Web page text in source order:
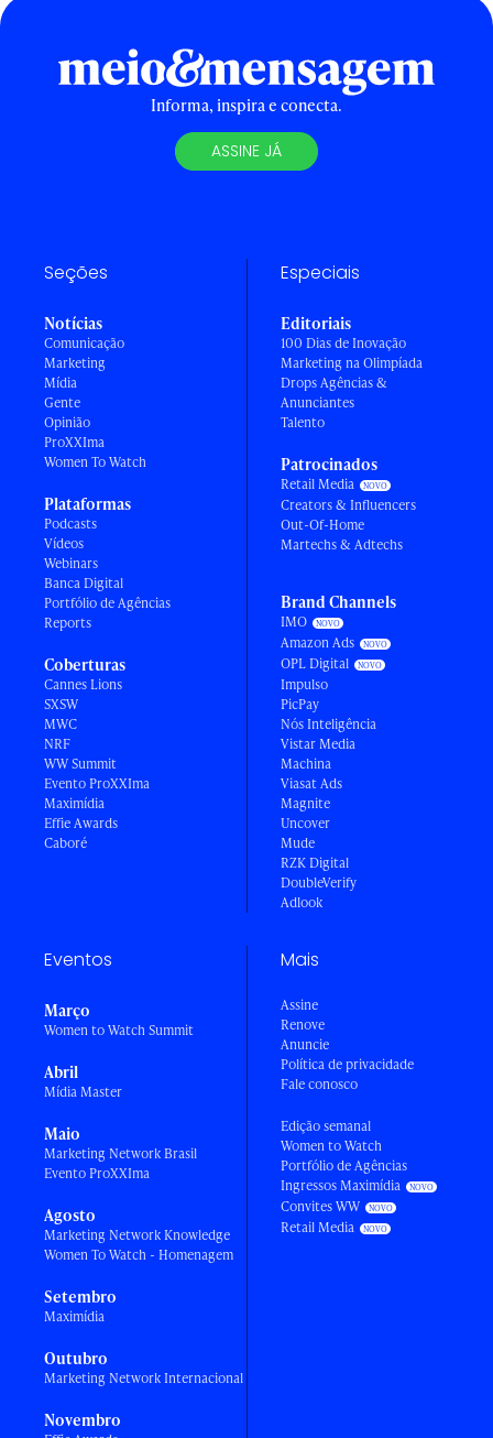
Informa, inspira e conecta.
ASSINE JÁ
Seções
Notícias
Comunicação
Marketing
Mídia
Gente
Opinião
ProXXIma
Women To Watch
Plataformas
Podcasts
Vídeos
Webinars
Banca Digital
Portfólio de Agências
Reports
Coberturas
Cannes Lions
SXSW
MWC
NRF
WW Summit
Evento ProXXIma
Maximídia
Effie Awards
Caboré
Especiais
Editoriais
100 Dias de Inovação
Marketing na Olimpíada
Drops Agências &
Anunciantes
Talento
Patrocinados
Retail Media
Creators & Influencers
Out-Of-Home
Martechs & Adtechs
Brand Channels
IMO
Amazon Ads
OPL Digital
Impulso
PicPay
Nós Inteligência
Vistar Media
Machina
Viasat Ads
Magnite
Uncover
Mude
RZK Digital
DoubleVerify
Adlook
Eventos
Março
Women to Watch Summit
Abril
Mídia Master
Maio
Marketing Network Brasil
Evento ProXXIma
Agosto
Marketing Network Knowledge
Women To Watch - Homenagem
Setembro
Maximídia
Outubro
Marketing Network Internacional
Novembro
Mais
Assine
Renove
Anuncie
Política de privacidade
Fale conosco
Edição semanal
Women to Watch
Portfólio de Agências
Ingressos Maximídia
Convites WW
Retail Media